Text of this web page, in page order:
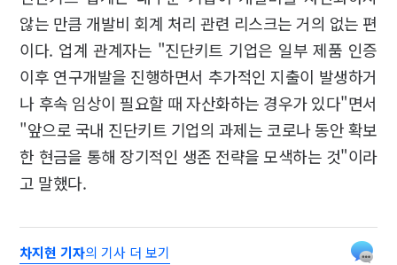
않는 만큼 개발비 회계 처리 관련 리스크는 거의 없는 편
이다. 업계 관계자는 "진단키트 기업은 일부 제품 인증
이후 연구개발을 진행하면서 추가적인 지출이 발생하거
나 후속 임상이 필요할 때 자산화하는 경우가 있다"면서
"앞으로 국내 진단키트 기업의 과제는 코로나 동안 확보
한 현금을 통해 장기적인 생존 전략을 모색하는 것"이라
고 말했다.
차지현 기자의 기사 더 보기